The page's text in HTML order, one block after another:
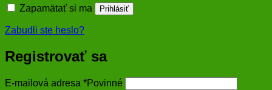
Zapamätať si ma Prihlásiť
Zabudli ste heslo?
Registrovať sa
E-mailová adresa *Povinné